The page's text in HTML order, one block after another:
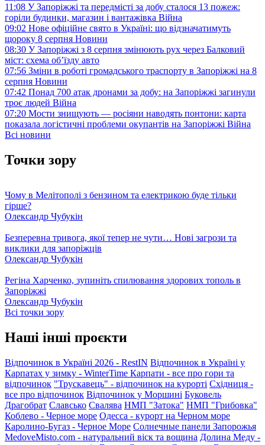
11:08 У Запоріжжі та передмісті за добу сталося 13 пожеж:
горіли будинки, магазин і вантажівка Війна
09:02 Нове офіційне свято в Україні: що відзначатимуть
щороку 8 серпня Новини
08:30 У Запоріжжі з 8 серпня змінюють рух через Балковий
міст: схема об’їзду авто
07:56 Зміни в роботі громадського траспорту в Запоріжжі на 8
серпня Новини
07:42 Понад 700 атак дронами за добу: на Запоріжжі загинули
троє людей Війна
07:20 Мости знищують — росіяни наводять понтони: карта
показала логістичні проблеми окупантів на Запоріжжі Війна
Всі новини
Точки зору
Чому в Мелітополі з бензином та електрикою буде тільки
гірше?
Олександр Чубукін
Безперевна тривога, якої тепер не чути… Нові загрози та
виклики для запоріжців
Олександр Чубукін
Регіна Харченко, зупиніть спилювання здорових тополь в
Запоріжжі
Олександр Чубукін
Всі точки зору
Наші інші проєкти
Відпочинок в Україні 2026 - RestIN Відпочинок в Україні у
Карпатах у зимку - WinterTime Карпати - все про гори та
відпочинок "Трускавець" - відпочинок на курорті Східниця -
все про відпочинок Відпочинок у Моршині Буковель
Драгобрат Славсько Свалява НМП "Затока" НМП "Грибовка"
Коблево - Черное море Одесса - курорт на Черном море
Каролино-Бугаз - Черное Море Солнечные панели Запорожья
MedoveMisto.com - натуральний віск та вощина Долина Меду -